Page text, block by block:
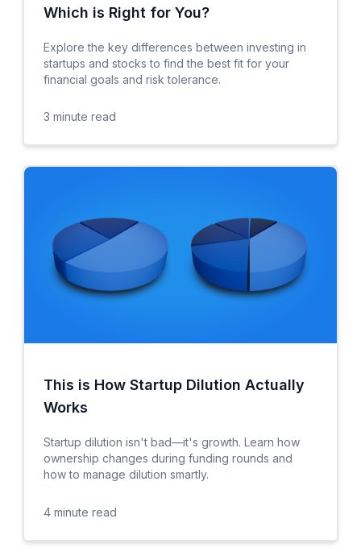
Which is Right for You?
Explore the key differences between investing in
startups and stocks to find the best fit for your
financial goals and risk tolerance.
3 minute read
This is How Startup Dilution Actually
Works
Startup dilution isn't bad—it's growth. Learn how
ownership changes during funding rounds and
how to manage dilution smartly.
4 minute read